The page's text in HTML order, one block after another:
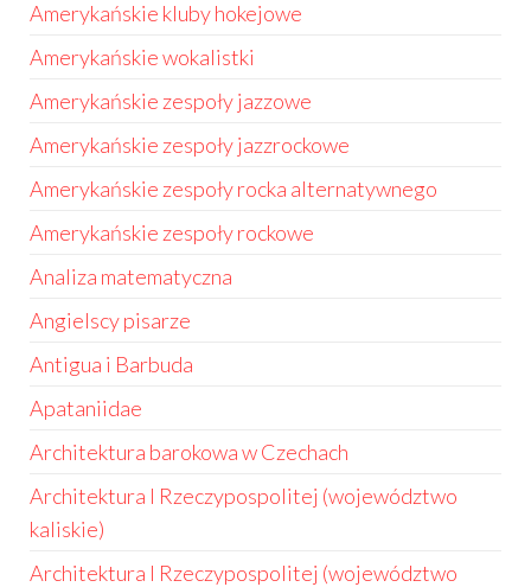
Amerykańskie kluby hokejowe
Amerykańskie wokalistki
Amerykańskie zespoły jazzowe
Amerykańskie zespoły jazzrockowe
Amerykańskie zespoły rocka alternatywnego
Amerykańskie zespoły rockowe
Analiza matematyczna
Angielscy pisarze
Antigua i Barbuda
Apataniidae
Architektura barokowa w Czechach
Architektura I Rzeczypospolitej (województwo
kaliskie)
Architektura I Rzeczypospolitej (województwo